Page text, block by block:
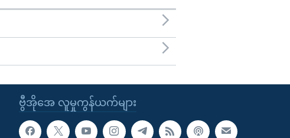
ဗွီအိုအေ လူမှုကွန်ယက်များ